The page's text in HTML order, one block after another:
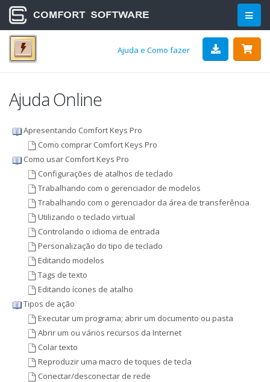
Ajuda e Como fazer
Ajuda Online
Apresentando Comfort Keys Pro
Como comprar Comfort Keys Pro
Como usar Comfort Keys Pro
Configurações de atalhos de teclado
Trabalhando com o gerenciador de modelos
Trabalhando com o gerenciador da área de transferência
Utilizando o teclado virtual
Controlando o idioma de entrada
Personalização do tipo de teclado
Editando modelos
Tags de texto
Editando ícones de atalho
Tipos de ação
Executar um programa; abrir um documento ou pasta
Abrir um ou vários recursos da Internet
Colar texto
Reproduzir uma macro de toques de tecla
Conectar/desconectar de rede